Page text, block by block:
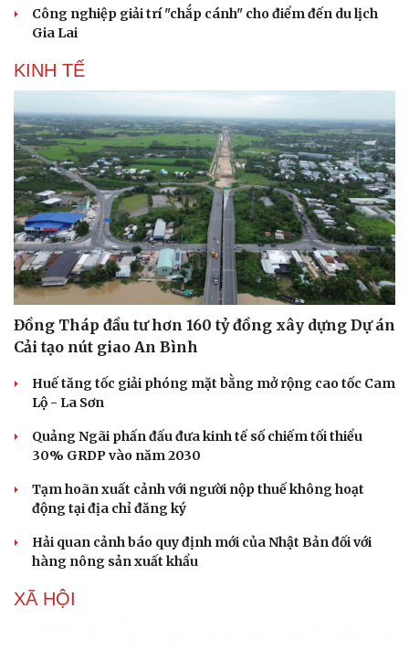
Công nghiệp giải trí "chắp cánh" cho điểm đến du lịch
Gia Lai
KINH TẾ
Đồng Tháp đầu tư hơn 160 tỷ đồng xây dựng Dự án
Cải tạo nút giao An Bình
Huế tăng tốc giải phóng mặt bằng mở rộng cao tốc Cam
Lộ - La Sơn
Quảng Ngãi phấn đấu đưa kinh tế số chiếm tối thiểu
30% GRDP vào năm 2030
Tạm hoãn xuất cảnh với người nộp thuế không hoạt
động tại địa chỉ đăng ký
Hải quan cảnh báo quy định mới của Nhật Bản đối với
hàng nông sản xuất khẩu
XÃ HỘI